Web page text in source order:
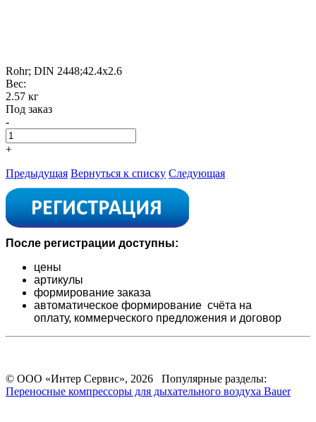
Rohr; DIN 2448;42.4x2.6
Вес:
2.57 кг
Под заказ
-
+
Предыдущая Вернуться к списку Следующая
После регистрации доступны:
цены
артикулы
формирование заказа
автоматическое формирование счёта на
оплату, коммерческого предложения и договор
© ООО «Интер Сервис», 2026 Популярные разделы:
Переносные компрессоры для дыхательного воздуха Bauer